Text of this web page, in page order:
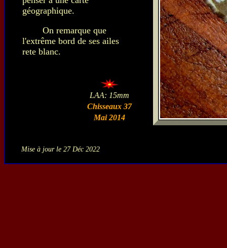
géographique.
On remarque que
l'extrême bord de ses ailes
rete blanc.
LAA: 15mm
Chisseaux 37
Mai 2014
Mise à jour le 27 Déc 2022